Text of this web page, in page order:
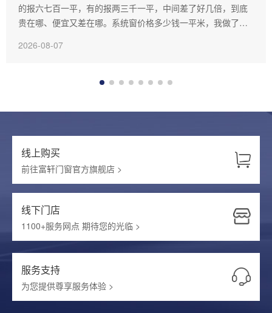
的报六七百一平，有的报两三千一平，中间差了好几倍，到底
贵在哪、便宜又差在哪。系统窗价格多少钱一平米，我做了几
行业里属于中高端，但配置对得起那个价位。
2026-08-07
线上购买
前往富轩门窗官方旗舰店 >
线下门店
1100+服务网点 期待您的光临 >
服务支持
为您提供尊享服务体验 >